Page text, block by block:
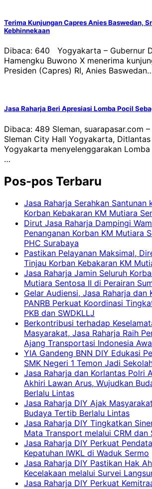
Terima Kunjungan Capres Anies Baswedan,
Kebhinnekaan
Dibaca: 640 Yogyakarta – Gubernur
Hamengku Buwono X menerima
Presiden (Capres) RI, Anies
Jasa Raharja Beri Apresiasi Lomba Pocil
Dibaca: 489 Sleman, suarapasar.com
Sleman City Hall Yogyakarta, Ditlantas
Yogyakarta menyelenggarakan
…
Pos-pos Terbaru
Jasa Raharja Serahkan Santunan
Korban Kebakaran KM Mutiara
Dirut Jasa Raharja Dampingi
Penanganan Korban KM Mutiara
PHC Surabaya
Pastikan Pelayanan Maksimal,
Tinjau Korban Kebakaran KM
Jasa Raharja Jamin Seluruh
Mutiara Sentosa II di Perairan
Gelar Audiensi, Jasa Raharja dan
PANRB Perkuat Koordinasi
PKB dan SWDKLLJ
Berkontribusi terhadap
Masyarakat, Jasa Raharja Raih
Ajang Transportasi Indonesia
YIA Gandeng BNN DIY Edukasi
SMK Negeri 1 Temon Jadi
Jasa Raharja dan Korlantas Polri
Akhiri Lawan Arus, Wujudkan
Berlalu Lintas
Jasa Raharja DIY Ajak
Budaya Tertib Berlalu Lintas
Jasa Raharja DIY Tingkatkan
Mata Transport melalui CRM dan
Jasa Raharja DIY Perkuat
Kepatuhan IWKL di Waduk Sermo
Jasa Raharja DIY Pastikan Hak
Kecelakaan melalui Survei
Jasa Raharja DIY Perkuat